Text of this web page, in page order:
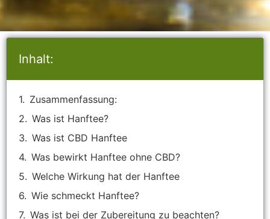
Inhalt:
Zusammenfassung:
Was ist Hanftee?
Was ist CBD Hanftee
Was bewirkt Hanftee ohne CBD?
Welche Wirkung hat der Hanftee
Wie schmeckt Hanftee?
Was ist bei der Zubereitung zu beachten?